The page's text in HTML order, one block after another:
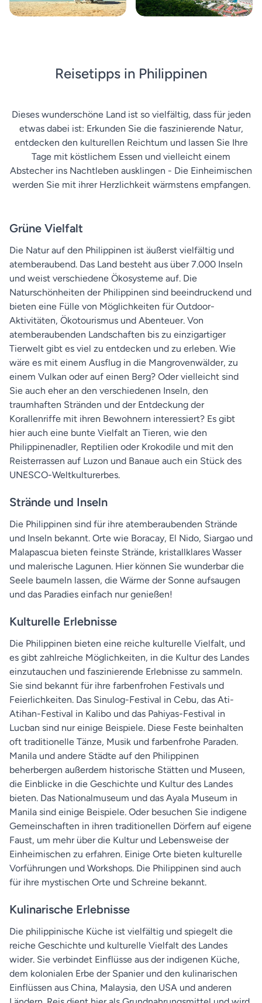
Reisetipps in Philippinen
Dieses wunderschöne Land ist so vielfältig, dass für jeden
etwas dabei ist: Erkunden Sie die faszinierende Natur,
entdecken den kulturellen Reichtum und lassen Sie Ihre
Tage mit köstlichem Essen und vielleicht einem
Abstecher ins Nachtleben ausklingen - Die Einheimischen
werden Sie mit ihrer Herzlichkeit wärmstens empfangen.
Grüne Vielfalt
Die Natur auf den Philippinen ist äußerst vielfältig und
atemberaubend. Das Land besteht aus über 7.000 Inseln
und weist verschiedene Ökosysteme auf. Die
Naturschönheiten der Philippinen sind beeindruckend und
bieten eine Fülle von Möglichkeiten für Outdoor-
Aktivitäten, Ökotourismus und Abenteuer. Von
atemberaubenden Landschaften bis zu einzigartiger
Tierwelt gibt es viel zu entdecken und zu erleben. Wie
wäre es mit einem Ausflug in die Mangrovenwälder, zu
einem Vulkan oder auf einen Berg? Oder vielleicht sind
Sie auch eher an den verschiedenen Inseln, den
traumhaften Stränden und der Entdeckung der
Korallenriffe mit ihren Bewohnern interessiert? Es gibt
hier auch eine bunte Vielfalt an Tieren, wie den
Philippinenadler, Reptilien oder Krokodile und mit den
Reisterrassen auf Luzon und Banaue auch ein Stück des
UNESCO-Weltkulturerbes.
Strände und Inseln
Die Philippinen sind für ihre atemberaubenden Strände
und Inseln bekannt. Orte wie Boracay, El Nido, Siargao und
Malapascua bieten feinste Strände, kristallklares Wasser
und malerische Lagunen. Hier können Sie wunderbar die
Seele baumeln lassen, die Wärme der Sonne aufsaugen
und das Paradies einfach nur genießen!
Kulturelle Erlebnisse
Die Philippinen bieten eine reiche kulturelle Vielfalt, und
es gibt zahlreiche Möglichkeiten, in die Kultur des Landes
einzutauchen und faszinierende Erlebnisse zu sammeln.
Sie sind bekannt für ihre farbenfrohen Festivals und
Feierlichkeiten. Das Sinulog-Festival in Cebu, das Ati-
Atihan-Festival in Kalibo und das Pahiyas-Festival in
Lucban sind nur einige Beispiele. Diese Feste beinhalten
oft traditionelle Tänze, Musik und farbenfrohe Paraden.
Manila und andere Städte auf den Philippinen
beherbergen außerdem historische Stätten und Museen,
die Einblicke in die Geschichte und Kultur des Landes
bieten. Das Nationalmuseum und das Ayala Museum in
Manila sind einige Beispiele. Oder besuchen Sie indigene
Gemeinschaften in ihren traditionellen Dörfern auf eigene
Faust, um mehr über die Kultur und Lebensweise der
Einheimischen zu erfahren. Einige Orte bieten kulturelle
Vorführungen und Workshops. Die Philippinen sind auch
für ihre mystischen Orte und Schreine bekannt.
Kulinarische Erlebnisse
Die philippinische Küche ist vielfältig und spiegelt die
reiche Geschichte und kulturelle Vielfalt des Landes
wider. Sie verbindet Einflüsse aus der indigenen Küche,
dem kolonialen Erbe der Spanier und den kulinarischen
Einflüssen aus China, Malaysia, den USA und anderen